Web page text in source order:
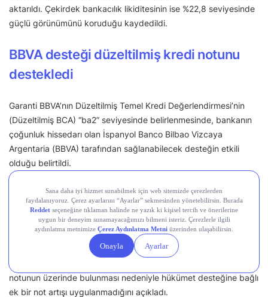
aktarıldı. Çekirdek bankacılık likiditesinin ise %22,8 seviyesinde
güçlü görünümünü koruduğu kaydedildi.
BBVA desteği düzeltilmiş kredi notunu
destekledi
Garanti BBVA’nın Düzeltilmiş Temel Kredi Değerlendirmesi’nin
(Düzeltilmiş BCA) “ba2” seviyesinde belirlenmesinde, bankanın
çoğunluk hissedarı olan İspanyol Banco Bilbao Vizcaya
Argentaria (BBVA) tarafından sağlanabilecek desteğin etkili
olduğu belirtildi.
BBVA’nın Garanti BBVA’da %85,97 oranında hisseye sahip olduğu
ve tam yönetim kontrolünü elinde bulundurduğu ifade edildi.
Bununla birlikte Moody’s, Türkiye Hükümeti’nin (Ba3, istikrarlı)
bankaya destek sağlama ihtimalinin yüksek değerlendirildiğini
ancak Garanti BBVA’nın Düzeltilmiş BCA notunun ülke tavan
notunun üzerinde bulunması nedeniyle hükümet desteğine bağlı
ek bir not artışı uygulanmadığını açıkladı.